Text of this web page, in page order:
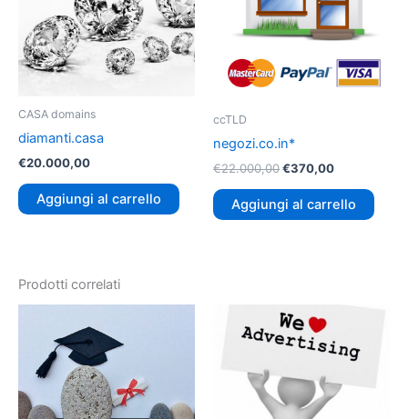
CASA domains
diamanti.casa
€20.000,00
Aggiungi al carrello
ccTLD
negozi.co.in*
€22.000,00€370,00
Aggiungi al carrello
Prodotti correlati